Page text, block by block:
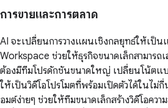
การขายและการตลาด
AI จะเปลี่ยนการวางแผนเชิงกลยุทธ์ให้เป็น
Workspace ช่วยให้ธุรกิจขนาดเล็กสามารถเ
ต้องมีทีมโปรดักชันขนาดใหญ่ เปลี่ยนโน้ต
ให้เป็นวิดีโอโปรโมตที่พร้อมเปิดตัวได้ในไม่กี่
อมต์ง่ายๆ ช่วยให้ทีมขนาดเล็กสร้างวิดีโอควา